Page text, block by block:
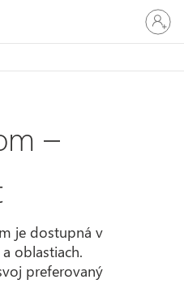
sa
k
kontu
–
je dostupná v
oblastiach.
preferovaný